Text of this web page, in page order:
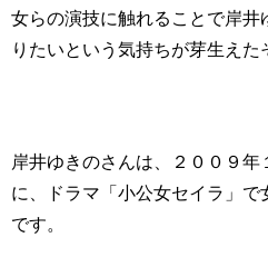
女らの演技に触れることで岸井
りたいという気持ちが芽生えた
岸井ゆきのさんは、２００９年
に、ドラマ「小公女セイラ」
です。